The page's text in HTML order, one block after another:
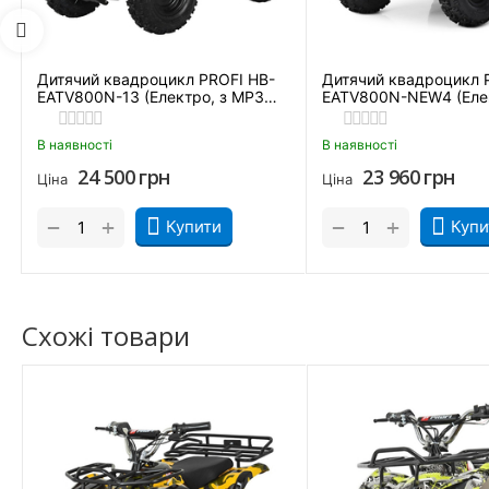
Дитячий квадроцикл PROFI HB-
EATV800N-13 (Електро, з MP3
плеєром)
В наявності
Ціна 24 500грн
Купити
+
−
Дитячий квадроцикл
EATV800N-NEW4
MP3 плеєром)
В наявності
Ціна 23 960грн
+
−
Схожі товари